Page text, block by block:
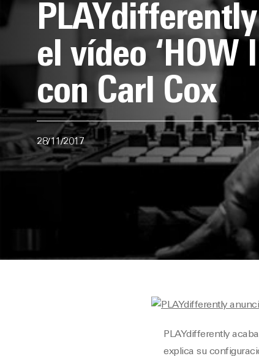
el vídeo ‘HOW I
con Carl Cox
28/11/2017
PLAYdifferently
explica su